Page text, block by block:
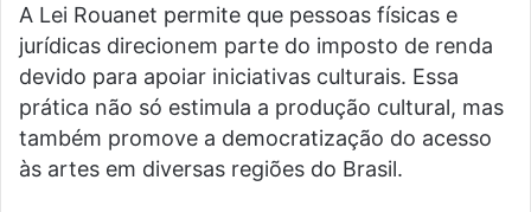
A Lei Rouanet permite que pessoas físicas e
jurídicas direcionem parte do imposto de renda
devido para apoiar iniciativas culturais. Essa
prática não só estimula a produção cultural, mas
também promove a democratização do acesso
às artes em diversas regiões do Brasil.